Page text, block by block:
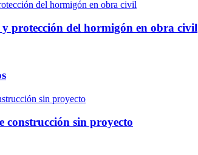
y protección del hormigón en obra civil
construcción sin proyecto